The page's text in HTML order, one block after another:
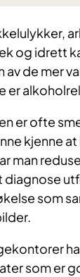
og idrett
av de mer
er
er ofte
kjenne
man
diagnose
som
som er